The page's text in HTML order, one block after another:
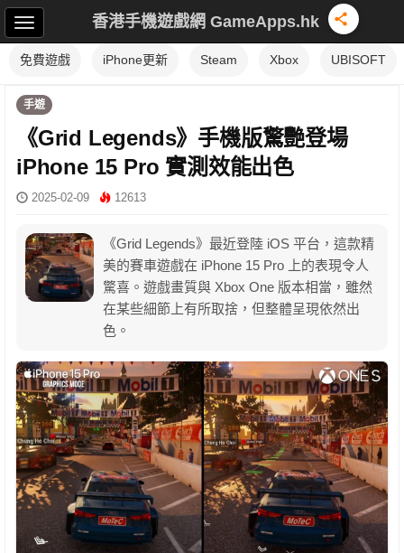
香港手機遊戲網 GameApps.hk
免費遊戲 iPhone更新 Steam Xbox UBISOFT
手遊
《Grid Legends》手機版驚艷登場
iPhone 15 Pro 實測效能出色
2025-02-09 12613
《Grid Legends》最近登陸 iOS 平台，這款精
美的賽車遊戲在 iPhone 15 Pro 上的表現令人
驚喜。遊戲畫質與 Xbox One 版本相當，雖然
在某些細節上有所取捨，但整體呈現依然出
色。